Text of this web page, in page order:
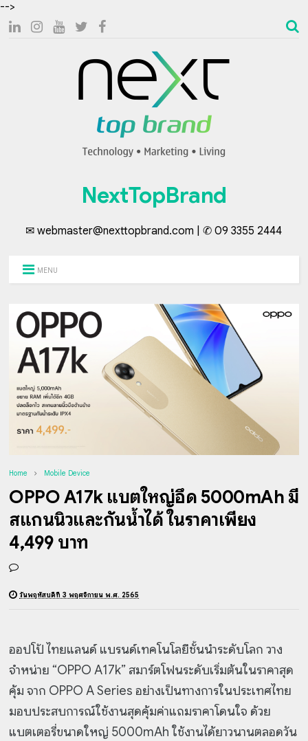
-->
NextTopBrand
✉ webmaster@nexttopbrand.com | ✆ 09 3355 2444
MENU
Home Mobile Device
OPPO A17k แบตใหญ่อึด 5000mAh มี
สแกนนิ้วและกันน้ำได้ ในราคาเพียง
4,499 บาท
วันพฤหัสบดีที่ 3 พฤศจิกายน พ.ศ. 2565
ออปโป้ ไทยแลนด์ แบรนด์เทคโนโลยีชั้นนำระดับโลก วาง
จำหน่าย “OPPO A17k” สมาร์ตโฟนระดับเริ่มต้นในราคาสุด
คุ้ม จาก OPPO A Series อย่างเป็นทางการในประเทศไทย
มอบประสบการณ์ใช้งานสุดคุ้มค่าแถมราคาโดนใจ ด้วย
แบตเตอรี่ขนาดใหญ่ 5000mAh ใช้งานได้ยาวนานตลอดวัน